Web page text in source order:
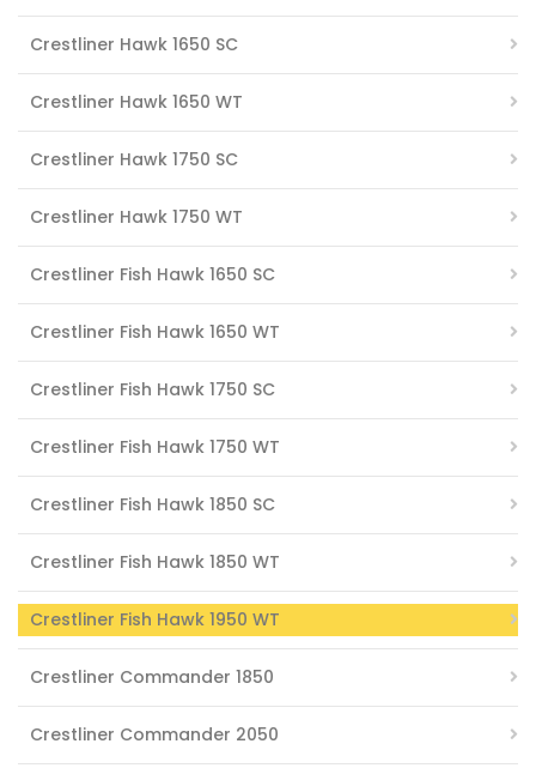
Crestliner Hawk 1650 SC
Crestliner Hawk 1650 WT
Crestliner Hawk 1750 SC
Crestliner Hawk 1750 WT
Crestliner Fish Hawk 1650 SC
Crestliner Fish Hawk 1650 WT
Crestliner Fish Hawk 1750 SC
Crestliner Fish Hawk 1750 WT
Crestliner Fish Hawk 1850 SC
Crestliner Fish Hawk 1850 WT
Crestliner Fish Hawk 1950 WT
Crestliner Commander 1850
Crestliner Commander 2050